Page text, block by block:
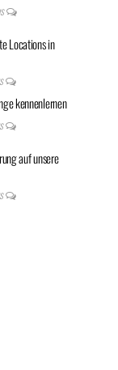
Locations in
kennenlernen
auf unsere